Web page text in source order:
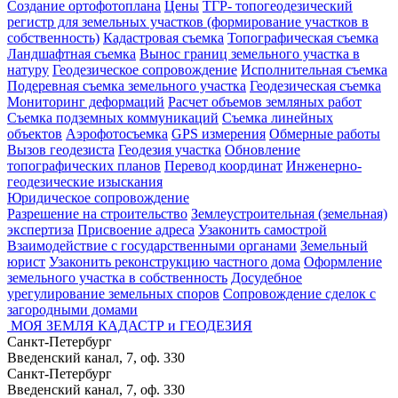
Создание ортофотоплана Цены ТГР- топогеодезический
регистр для земельных участков (формирование участков в
собственность) Кадастровая съемка Топографическая съемка
Ландшафтная съемка Вынос границ земельного участка в
натуру Геодезическое сопровождение Исполнительная съемка
Подеревная съемка земельного участка Геодезическая съемка
Мониторинг деформаций Расчет объемов земляных работ
Съемка подземных коммуникаций Съемка линейных
объектов Аэрофотосъемка GPS измерения Обмерные работы
Вызов геодезиста Геодезия участка Обновление
топографических планов Перевод координат Инженерно-
геодезические изыскания
Юридическое сопровождение
Разрешение на строительство Землеустроительная (земельная)
экспертиза Присвоение адреса Узаконить самострой
Взаимодействие с государственными органами Земельный
юрист Узаконить реконструкцию частного дома Оформление
земельного участка в собственность Досудебное
урегулирование земельных споров Сопровождение сделок с
загородными домами
МОЯ ЗЕМЛЯ КАДАСТР и ГЕОДЕЗИЯ
Санкт-Петербург
Введенский канал, 7, оф. 330
Санкт-Петербург
Введенский канал, 7, оф. 330